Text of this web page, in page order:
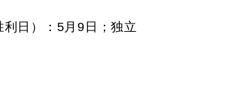
日）：5月9日；独立